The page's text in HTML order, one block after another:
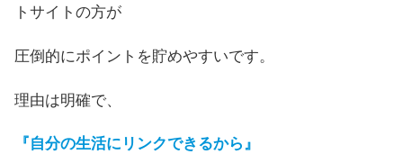
トサイトの方が
圧倒的にポイントを貯めやすいです。
理由は明確で、
『自分の生活にリンクできるから』